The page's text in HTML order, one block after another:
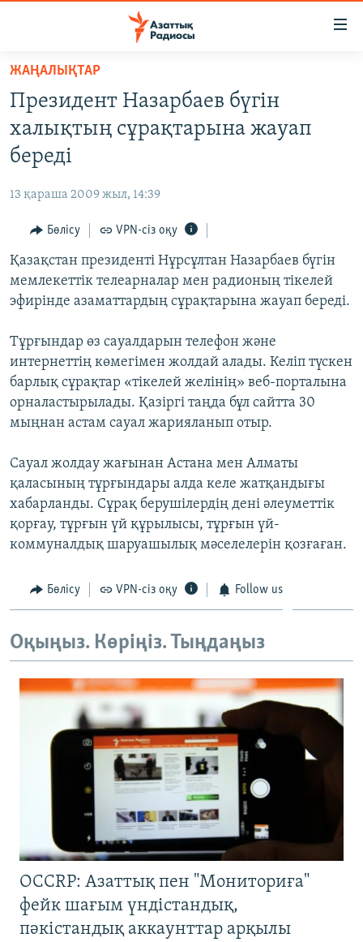
Skip
main
content
Skip
main
Navigation
Search
САЯСАТ
AZATTYQTV
АДАМ ҚҰҚЫҚТАРЫ
ӘЛЕУМЕТ
ӘЛЕМ
АРНАЙЫ ЖОБАЛАР
Русский
ЖАЗЫЛЫҢЫЗ
ЖАҢАЛЫҚТАР
Президент Назарбаев бүгін
халықтың сұрақтарына жауап
береді
13 қараша 2009 жыл, 14:39
Бөлісу VPN-сіз оқу
Қазақстан президенті Нұрсұлтан Назарбаев бүгін
мемлекеттік телеарналар мен радионың тікелей
эфирінде азаматтардың сұрақтарына жауап береді.
Тұрғындар өз сауалдарын телефон және
интернеттің көмегімен жолдай алады. Келіп түскен
барлық сұрақтар «тікелей желінің» веб-порталына
орналастырылады. Қазіргі таңда бұл сайтта 30
мыңнан астам сауал жарияланып отыр.
Сауал жолдау жағынан Астана мен Алматы
қаласының тұрғындары алда келе жатқандығы
хабарланды. Сұрақ берушілердің дені әлеуметтік
қорғау, тұрғын үй құрылысы, тұрғын үй-
коммуналдық шаруашылық мәселелерін қозғаған.
Бөлісу VPN-сіз оқу Follow us
Оқыңыз. Көріңіз. Тыңдаңыз
OCCRP: Азаттық пен "Мониториға"
фейк шағым үндістандық,
пәкістандық аккаунттар арқылы